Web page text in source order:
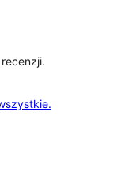
recenzje
.